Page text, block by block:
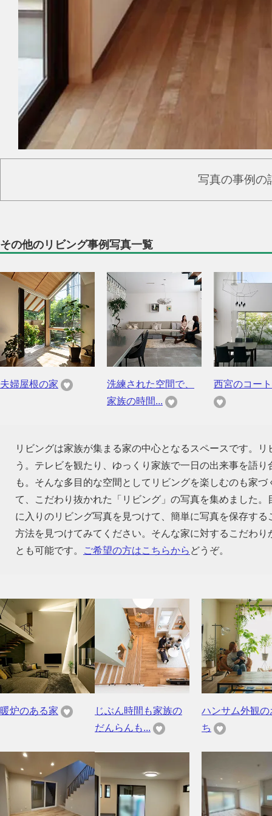
写真の事例の
その他のリビング事例写真一覧
夫婦屋根の家
洗練された空間で、
家族の時間...
西宮のコー
リビングは家族が集まる家の中心となるスペースです。
う。テレビを観たり、ゆっくり家族で一日の出来事を語
も。そんな多目的な空間としてリビングを楽しむのも家
て、こだわり抜かれた「リビング」の写真を集めました
に入りのリビング写真を見つけて、簡単に写真を保存す
方法を見つけてみてください。そんな家に対するこだわ
とも可能です。
ご希望の方はこちらから どうぞ。
暖炉のある家
じぶん時間も家族の
だんらんも...
ハンサム外観の
ち